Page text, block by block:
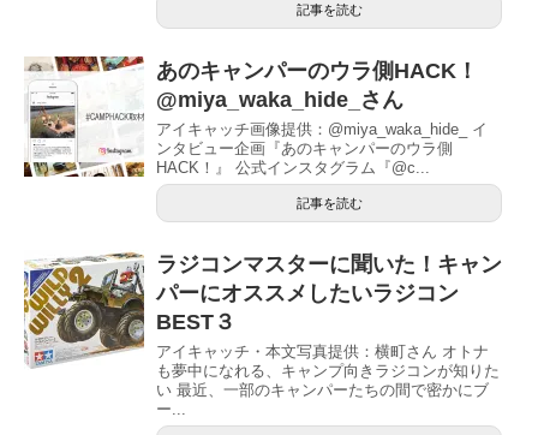
記事を読む
あのキャンパーのウラ側HACK！
@miya_waka_hide_さん
アイキャッチ画像提供：@miya_waka_hide_ イ
ンタビュー企画『あのキャンパーのウラ側
HACK！』 公式インスタグラム『@c...
記事を読む
ラジコンマスターに聞いた！キャン
パーにオススメしたいラジコン
BEST３
アイキャッチ・本文写真提供：横町さん オトナ
も夢中になれる、キャンプ向きラジコンが知りた
い 最近、一部のキャンパーたちの間で密かにブ
ー...